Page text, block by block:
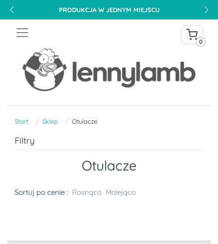
PRODUKCJA W JEDNYM MIEJSCU
0
Start Sklep Otulacze
Filtry
Otulacze
Sortuj po cenie : Rosnąco Malejąco